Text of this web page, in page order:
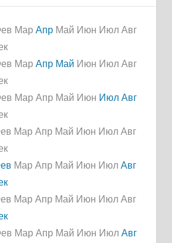
Мар Апр Май Июн Июл Авг
Мар Апр Май Июн Июл Авг
Мар Апр Май Июн Июл Авг
Мар Апр Май Июн Июл Авг
Мар Апр Май Июн Июл Авг
Мар Апр Май Июн Июл Авг
Мар Апр Май Июн Июл Авг